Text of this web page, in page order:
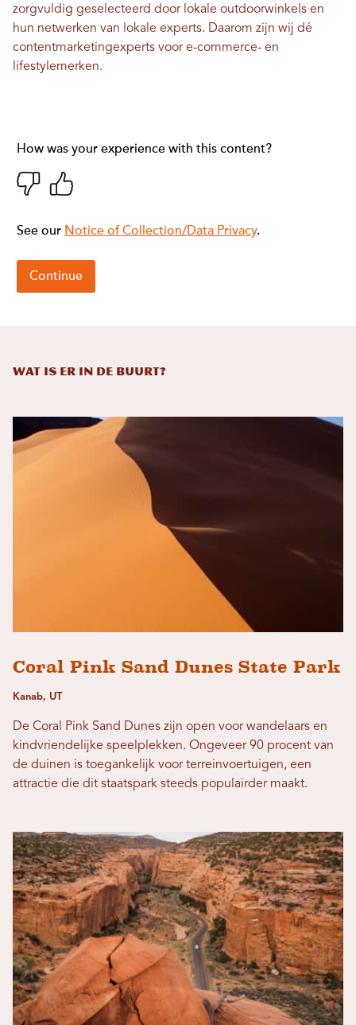
zorgvuldig geselecteerd door lokale outdoorwinkels en
hun netwerken van lokale experts. Daarom zijn wij dé
contentmarketingexperts voor e-commerce- en
lifestylemerken.
Wat is er in de buurt?
Coral Pink Sand Dunes State Park
Kanab, UT
De Coral Pink Sand Dunes zijn open voor wandelaars en
kindvriendelijke speelplekken. Ongeveer 90 procent van
de duinen is toegankelijk voor terreinvoertuigen, een
attractie die dit staatspark steeds populairder maakt.